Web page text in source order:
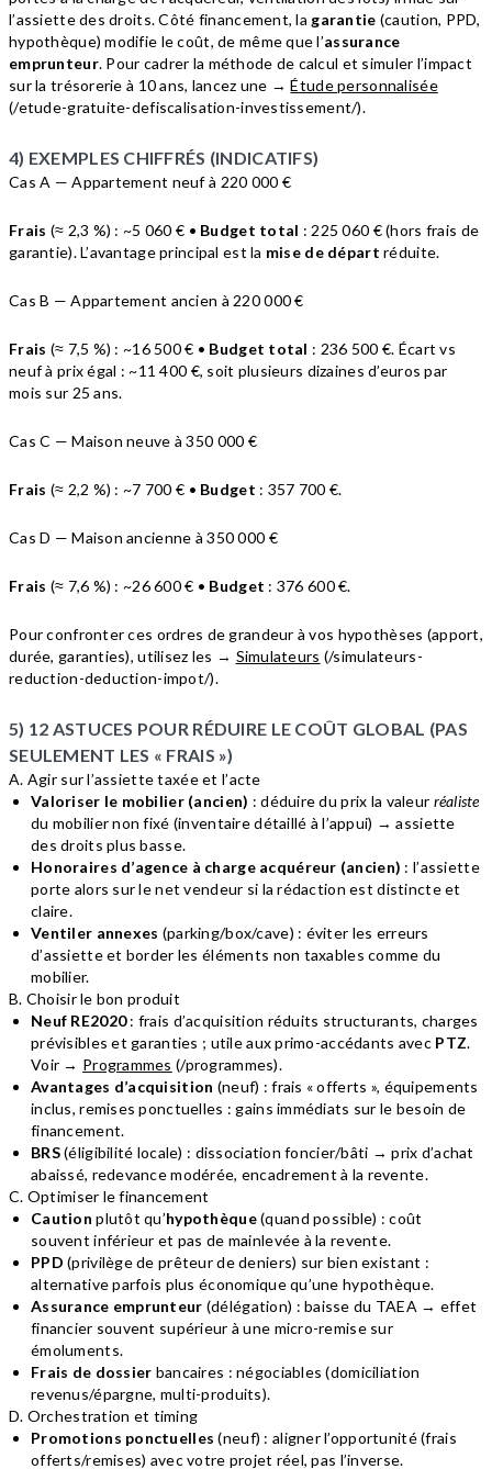
l’assiette des droits. Côté financement, la garantie (caution, PPD,
hypothèque) modifie le coût, de même que l’assurance
emprunteur. Pour cadrer la méthode de calcul et simuler l’impact
sur la trésorerie à 10 ans, lancez une →Étude personnalisée
(/etude-gratuite-defiscalisation-investissement/).
4) EXEMPLES CHIFFRÉS (INDICATIFS)
Cas A — Appartement neuf à 220 000 €
Frais (≈ 2,3 %) : ~5 060 € • Budget total : 225 060 € (hors frais de
garantie). L’avantage principal est la mise de départ réduite.
Cas B — Appartement ancien à 220 000 €
Frais (≈ 7,5 %) : ~16 500 € • Budget total : 236 500 €. Écart vs
neuf à prix égal : ~11 400 €, soit plusieurs dizaines d’euros par
mois sur 25 ans.
Cas C — Maison neuve à 350 000 €
Frais (≈ 2,2 %) : ~7 700 € • Budget : 357 700 €.
Cas D — Maison ancienne à 350 000 €
Frais (≈ 7,6 %) : ~26 600 € • Budget : 376 600 €.
Pour confronter ces ordres de grandeur à vos hypothèses (apport,
durée, garanties), utilisez les → Simulateurs (/simulateurs-
reduction-deduction-impot/).
5) 12 ASTUCES POUR RÉDUIRE LE COÛT GLOBAL (PAS
SEULEMENT LES « FRAIS »)
A. Agir sur l’assiette taxée et l’acte
Valoriser le mobilier (ancien) : déduire du prix la valeur réaliste
du mobilier non fixé (inventaire détaillé à l’appui) → assiette
des droits plus basse.
Honoraires d’agence à charge acquéreur (ancien) : l’assiette
porte alors sur le net vendeur si la rédaction est distincte et
claire.
Ventiler annexes (parking/box/cave) : éviter les erreurs
d’assiette et border les éléments non taxables comme du
mobilier.
B. Choisir le bon produit
Neuf RE2020: frais d’acquisition réduits structurants, charges
prévisibles et garanties ; utile aux primo-accédants avec PTZ.
Voir → Programmes (/programmes).
Avantages d’acquisition (neuf) : frais « offerts », équipements
inclus, remises ponctuelles : gains immédiats sur le besoin de
financement.
BRS(éligibilité locale) : dissociation foncier/bâti → prix d’achat
abaissé, redevance modérée, encadrement à la revente.
C. Optimiser le financement
Caution plutôt qu’hypothèque(quand possible) : coût
souvent inférieur et pas de mainlevée à la revente.
PPD (privilège de prêteur de deniers) sur bien existant :
alternative parfois plus économique qu’une hypothèque.
Assurance emprunteur (délégation) : baisse du TAEA → effet
financier souvent supérieur à une micro-remise sur
émoluments.
Frais de dossier bancaires : négociables (domiciliation
revenus/épargne, multi-produits).
D. Orchestration et timing
Promotions ponctuelles (neuf) : aligner l’opportunité (frais
offerts/remises) avec votre projet réel, pas l’inverse.